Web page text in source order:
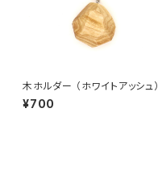
木ホルダー （ホワイトアッシュ）
¥700